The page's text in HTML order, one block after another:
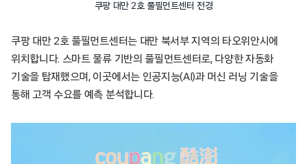
쿠팡 대만 2호 풀필먼트센터 전경
쿠팡 대만 2호 풀필먼트센터는 대만 북서부 지역의 타오위안시에
위치합니다. 스마트 물류 기반의 풀필먼트센터로, 다양한 자동화
기술을 탑재했으며, 이곳에서는 인공지능(AI)과 머신 러닝 기술을
통해 고객 수요를 예측 분석합니다.